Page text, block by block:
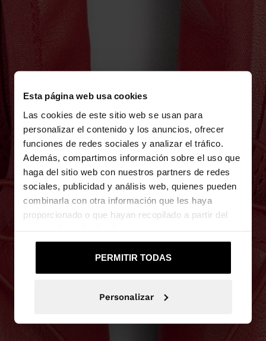
Esta página web usa cookies
Las cookies de este sitio web se usan para
personalizar el contenido y los anuncios, ofrecer
funciones de redes sociales y analizar el tráfico.
Además, compartimos información sobre el uso que
haga del sitio web con nuestros partners de redes
sociales, publicidad y análisis web, quienes pueden
combinarla con otra información que les haya
proporcionado o que hayan recopilado a partir del
PERMITIR TODAS
Personalizar